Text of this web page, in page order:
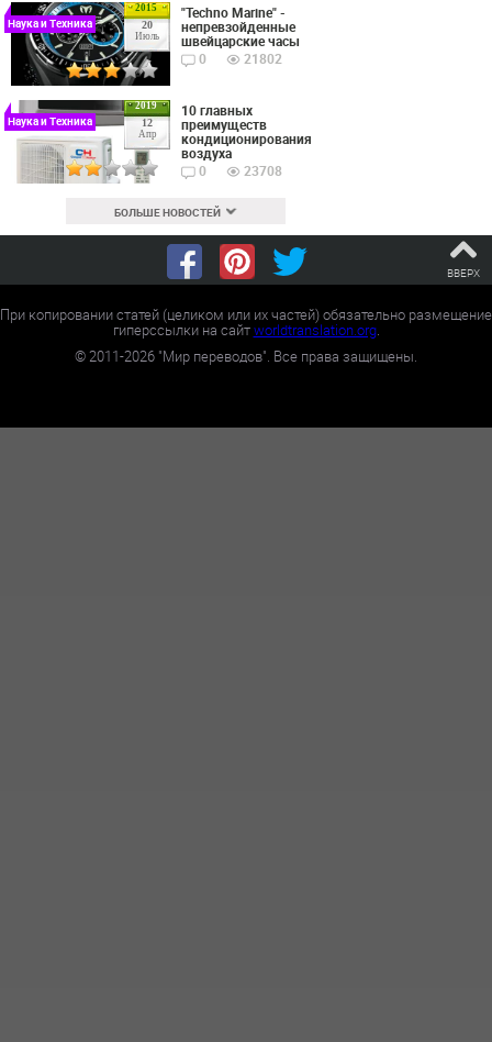
2015
20
Июль
Наука и Техника
"Techno Marine" -
непревзойденные
швейцарские часы
0
21802
2019
12
Апр
Наука и Техника
10 главных
преимуществ
кондиционирования
воздуха
0
23708
БОЛЬШЕ НОВОСТЕЙ
ВВЕРХ
При копировании статей (целиком или их частей) обязательно размещение
гиперссылки на сайтworldtranslation.org.
©2011-2026 "Мир переводов". Все права защищены.